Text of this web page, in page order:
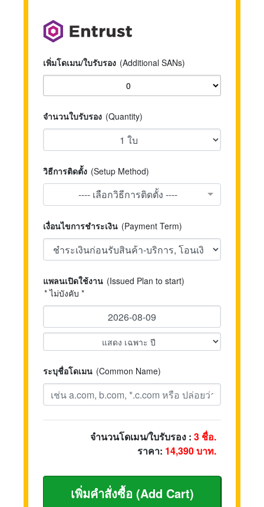
เพิ่มโดเมน/ใบรับรอง (Additional SANs)
จำนวนใบรับรอง (Quantity)
วิธีการติดตั้ง (Setup Method)
---- เลือกวิธีการติดตั้ง ----
เงื่อนไขการชำระเงิน (Payment Term)
แพลนเปิดใช้งาน (Issued Plan to start)
* ไม่บังคับ *
ระบุชื่อโดเมน (Common Name)
จำนวนโดเมน/ใบรับรอง : 3 ชื่อ.
ราคา: 14,390บาท.